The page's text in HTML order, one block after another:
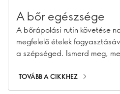
A bőr egészsége
A bőrápolási rutin követése
megfelelő ételek
a szépséged. Ismerd meg,
hogy gyönyörűen öregedjél.
TOVÁBB A CIKKHEZ